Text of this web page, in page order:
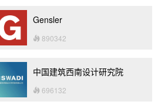
Gensler
890342
中国建筑西南设计研究院
696132